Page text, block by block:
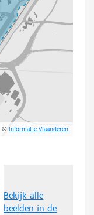
©Informatie Vlaanderen
Bekijk alle
beelden in de